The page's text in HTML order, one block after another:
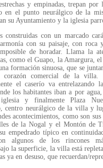
y empinadas, trepan por
en el punto neurálgico de la
su Ayuntamiento y la iglesia
construidas con un marcado
con su paisaje, con roca
de horadar. Llama la
como el Guapo, la Amargura,
formación sinuosa, que se
corazón comercial de la villa.
el caserío va entrelazando
los habitantes iban a por
y finalmente Plaza
centro neurálgico de la villa y
acontecimientos, como son
de la Nogal y el Montón de
empedrado típico en
algunos de los rincones
la superficie, la villa está
ya en desuso, que recuerdan/